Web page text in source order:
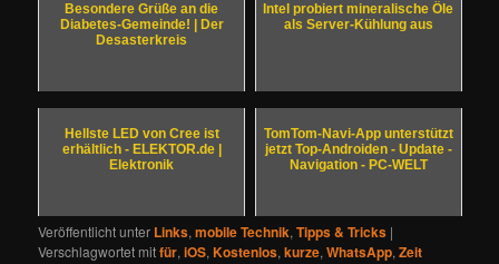
Besondere Grüße an die
Diabetes-Gemeinde! | Der
Desasterkreis
Intel probiert mineralische Öle
als Server-Kühlung aus
Hellste LED von Cree ist
erhältlich - ELEKTOR.de |
Elektronik
TomTom-Navi-App unterstützt
jetzt Top-Androiden - Update -
Navigation - PC-WELT
Veröffentlicht unter Links,mobile Technik,Tipps & Tricks |
Verschlagwortet mitfür,iOS,Kostenlos,kurze,WhatsApp,Zeit